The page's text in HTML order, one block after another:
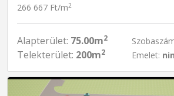
266 667 Ft/m2
Alapterület: 75.00m2
Telekterület: 200m2
Emelet: